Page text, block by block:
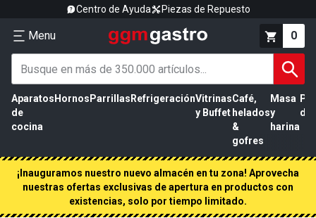
Centro de Ayuda Piezas de Repuesto
Menu 0
Aparatos
de
cocina
Hornos Parrillas RefrigeraciónVitrinas
y Buffet
Café,
helados
&
gofres
Masa
y
harina
de
¡Inauguramos nuestro nuevo almacén en tu zona! Aprovecha
nuestras ofertas exclusivas de apertura en productos con
existencias, solo por tiempo limitado.